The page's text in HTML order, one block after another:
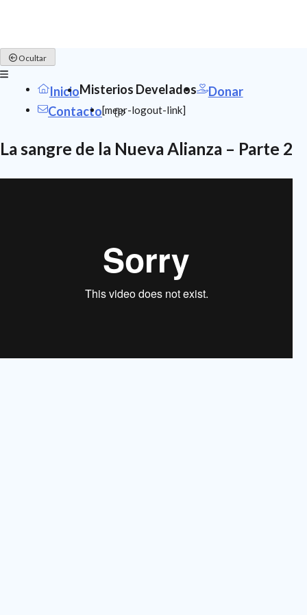
Skip
to
content
Ocultar
InicioMisterios Develados
Donar
Contacto[mepr-logout-link]
La sangre de la Nueva Alianza – Parte 2